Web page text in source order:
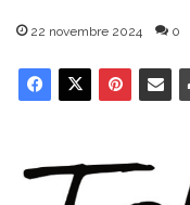
22 novembre 2024 0